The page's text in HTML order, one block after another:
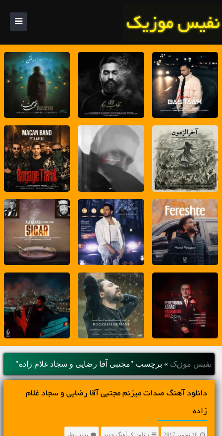
نفیس موزیک » برچسب "مجتبی آقا رضایی و سجاد غلام زاده"
دانلود آهنگ صدات میزنم مجتبی آقا رضایی و سجاد غلام
زاده
16 نوامبر 2017 دانلود تک آهنگ جدید بدون نظر